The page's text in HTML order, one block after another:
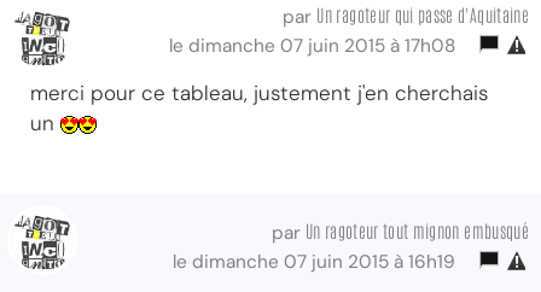
par Un ragoteur qui passe d'Aquitaine
le dimanche 07 juin 2015 à 17h08
merci pour ce tableau, justement j'en cherchais
un
par Un ragoteur tout mignon embusqué
le dimanche 07 juin 2015 à 16h19